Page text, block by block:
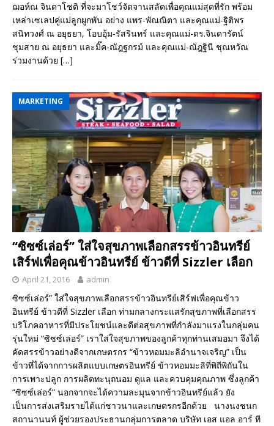
ฌอห์ณ จินดาโชติ ที่จะมาโชว์จัดจานสลัดเพื่อคุณแม่สุดที่รัก พร้อม
เหล่าเซเลปคู่แม่ลูกผูกพัน อย่าง แพร-พัณณิตา และคุณแม่-ฐิติพร
สนิทวงศ์ ณ อยุธยา, โอบอุ้ม-รัสรินทร์ และคุณแม่-ดร.จินดารัตน์
ชุมสาย ณ อยุธยา และมิ๊ค-ณัฎฐกรม์ และคุณแม่-ณัฎฐินี ชุณหวัณ
ร่วมงานด้วย […]
MARKETING
“ซิซซ์เล่อร์” ใส่ใจสุขภาพเลือกสรรข้าวอินทรีย์
เสิร์ฟเพื่อคุณข้าวอินทรีย์ ข้าวดีที่ Sizzler เลือก
April 21, 2016 admin
ซิซซ์เล่อร์” ใส่ใจสุขภาพเลือกสรรข้าวอินทรีย์เสิร์ฟเพื่อคุณข้าว
อินทรีย์ ข้าวดีที่ Sizzler เลือก ท่ามกลางกระแสรักสุขภาพที่เลือกสรร
บริโภคอาหารที่มีประโยชน์และดีต่อสุขภาพที่กำลังมาแรงในกลุ่มคน
รุ่นใหม่ “ซิซซ์เล่อร์” เราใส่ใจสุขภาพของลูกค้าทุกท่านเสมอมา จึงได้
คัดสรรข้าวอย่างดีจากเกษตรกร “ข้าวหอมมะลิอำนาจเจริญ” เป็น
ข้าวที่ได้จากการผลิตแบบเกษตรอินทรีย์ ข้าวหอมมะลิที่พิถีพิถันใน
การเพาะปลูก การผลิตทะนุถนอม ดูแล และควบคุมคุณภาพ ซึ่งลูกค้า
“ซิซซ์เล่อร์” นอกจากจะได้ความละมุนจากข้าวอินทรีย์แล้ว ยัง
เป็นการส่งเสริมรายได้แก่ชาวนาและเกษตรกรอีกด้วย นางนงชนก
สถานานนท์ ผู้ช่วยรองประธานกลุ่มการตลาด บริษัท เอส แอล อาร์ ที